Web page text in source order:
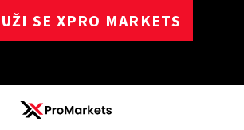
SE XPRO MARKETS